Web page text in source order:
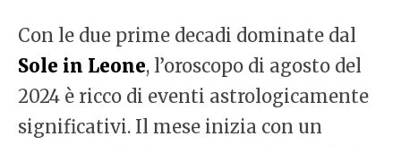
Con le due prime decadi dominate dal
Sole in Leone, l’oroscopo di agosto del
2024 è ricco di eventi astrologicamente
significativi. Il mese inizia con un